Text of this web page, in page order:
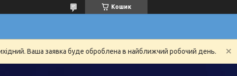
Кошик
Ваша заявка буде оброблена в найближчий робочий день.